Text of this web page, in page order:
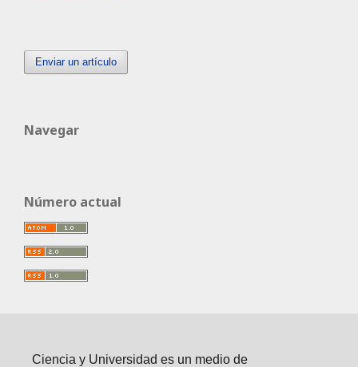
Enviar un artículo
Navegar
Número actual
Ciencia y Universidad es un medio de